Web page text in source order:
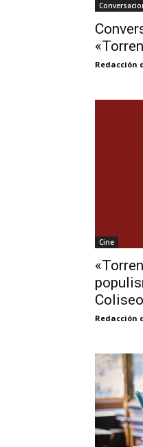
Redacción
Cine
Coliseo
Redacción